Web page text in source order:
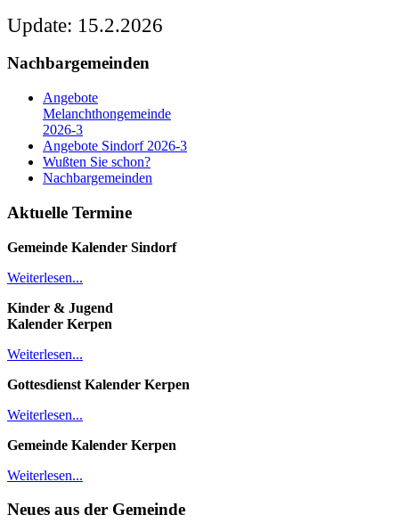
Update: 15.2.2026
Nachbargemeinden
Angebote
Melanchthongemeinde
2026-3
Angebote Sindorf 2026-3
Wußten Sie schon?
Nachbargemeinden
Aktuelle Termine
Gemeinde Kalender Sindorf
Weiterlesen...
Kinder & Jugend
Kalender Kerpen
Weiterlesen...
Gottesdienst Kalender Kerpen
Weiterlesen...
Gemeinde Kalender Kerpen
Weiterlesen...
Neues aus der Gemeinde